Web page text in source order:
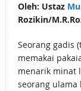
Oleh: Ustaz
Rozikin/
Seorang gadis
memakai
menarik minat
seorang ulama